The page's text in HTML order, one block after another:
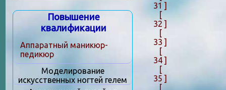
31 ]
[
32 ]
[
33 ]
[
34 ]
[
35 ]
[
Повышение
квалификации
Аппаратный маникюр-
педикюр
Моделирование
искусственных ногтей гелем